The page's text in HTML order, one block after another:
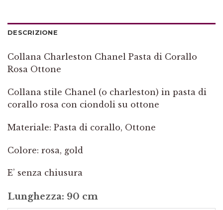
DESCRIZIONE
Collana Charleston Chanel Pasta di Corallo
Rosa Ottone
Collana stile Chanel (o charleston) in pasta di
corallo rosa con ciondoli su ottone
Materiale: Pasta di corallo, Ottone
Colore: rosa, gold
E’ senza chiusura
Lunghezza: 90 cm